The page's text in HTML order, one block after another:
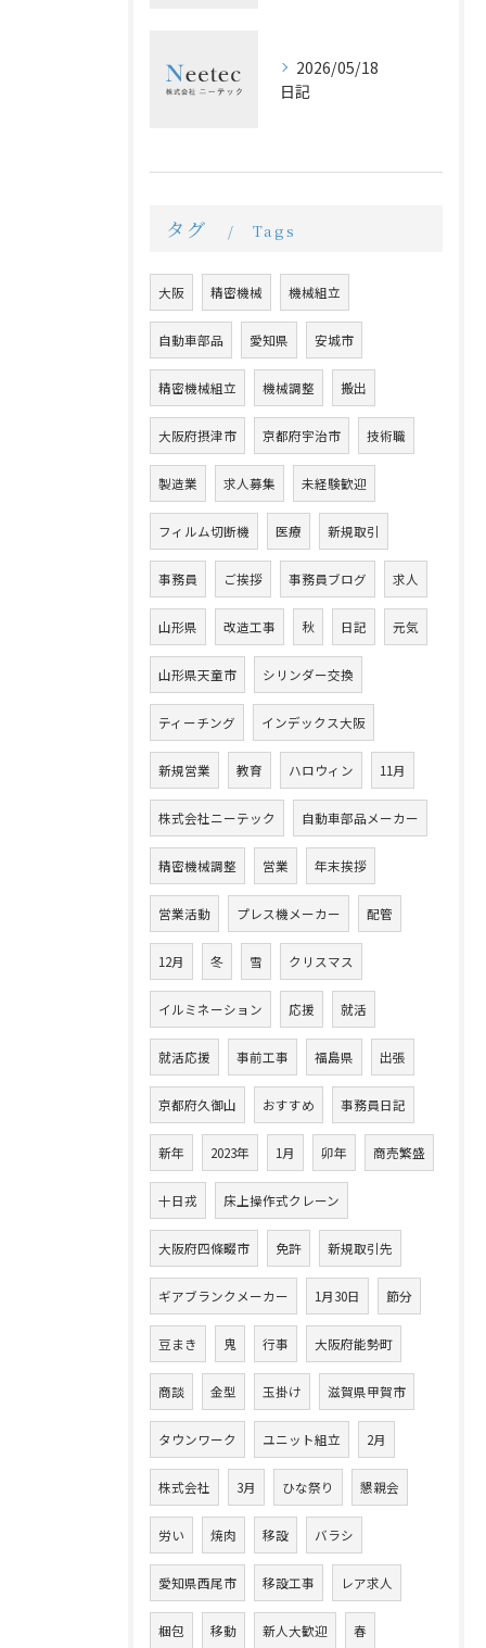
2026/05/18
日記
タグ Tags
大阪 精密機械 機械組立
自動車部品 愛知県 安城市
精密機械組立 機械調整 搬出
大阪府摂津市 京都府宇治市 技術職
製造業 求人募集 未経験歓迎
フィルム切断機 医療 新規取引
事務員 ご挨拶 事務員ブログ 求人
山形県 改造工事 秋 日記 元気
山形県天童市 シリンダー交換
ティーチング インデックス大阪
新規営業 教育 ハロウィン 11月
株式会社ニーテック 自動車部品メーカー
精密機械調整 営業 年末挨拶
営業活動 プレス機メーカー 配管
12月 冬 雪 クリスマス
イルミネーション 応援 就活
就活応援 事前工事 福島県 出張
京都府久御山 おすすめ 事務員日記
新年 2023年 1月 卯年 商売繁盛
十日戎 床上操作式クレーン
大阪府四條畷市 免許 新規取引先
ギアブランクメーカー 1月30日 節分
豆まき 鬼 行事 大阪府能勢町
商談 金型 玉掛け 滋賀県甲賀市
タウンワーク ユニット組立 2月
株式会社 3月 ひな祭り 懇親会
労い 焼肉 移設 バラシ
愛知県西尾市 移設工事 レア求人
梱包 移動 新人大歓迎 春